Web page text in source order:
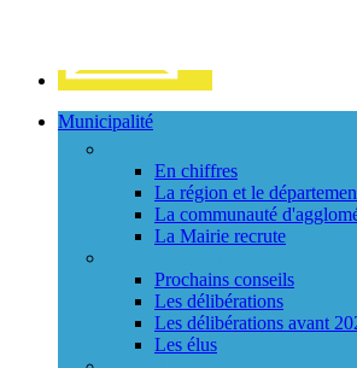
Municipalité
En chiffres
La région et le
La communauté
La Mairie recrute
Prochains conseils
Les délibérations
Les délibérations avant
Les élus